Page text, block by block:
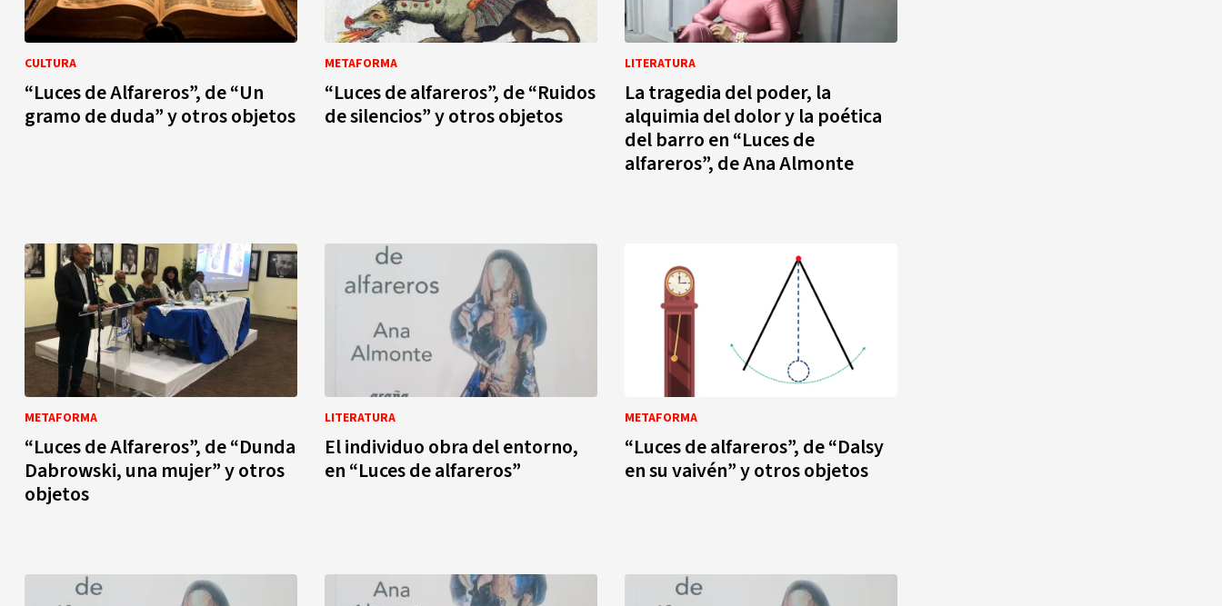
CULTURA
“Luces de Alfareros”, de “Un
gramo de duda” y otros objetos
METAFORMA
“Luces de alfareros”, de “Ruidos
de silencios” y otros objetos
LITERATURA
La tragedia del poder, la
alquimia del dolor y la poética
del barro en “Luces de
alfareros”, de Ana Almonte
METAFORMA
“Luces de Alfareros”, de “Dunda
Dabrowski, una mujer” y otros
objetos
LITERATURA
El individuo obra del entorno,
en “Luces de alfareros”
METAFORMA
“Luces de alfareros”, de “Dalsy
en su vaivén” y otros objetos